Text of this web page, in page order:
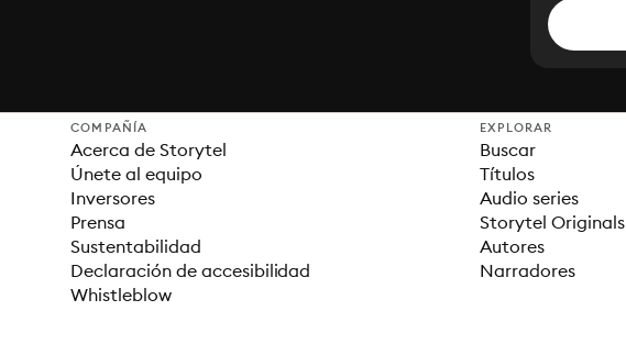
COMPAÑÍA
Acerca de Storytel
Únete al equipo
Inversores
Prensa
Sustentabilidad
Declaración de accesibilidad
Whistleblow
EXPLORAR
Buscar
Títulos
Audio series
Storytel Originals
Autores
Narradores